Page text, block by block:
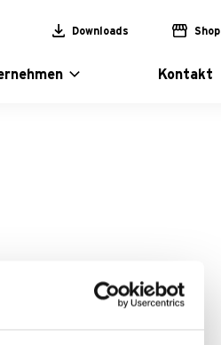
Downloads Shop
Kontakt